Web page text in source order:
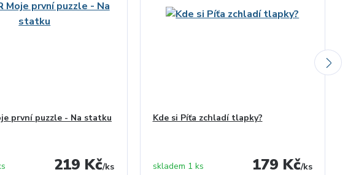
první puzzle - Na statku
219 Kč/ks
Kde si Píťa zchladí tlapky?
179 Kč/ks
skladem 1 ks